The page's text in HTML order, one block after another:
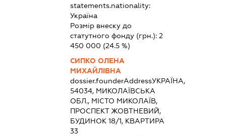
statements.nationality:
Україна
Розмір внеску до
статутного фонду (грн.): 2
450 000 (24.5 %)
СИПКО ОЛЕНА
МИХАЙЛІВНА
dossier.founderAddressУКРАЇНА,
54034, МИКОЛАЇВСЬКА
ОБЛ., МІСТО МИКОЛАЇВ,
ПРОСПЕКТ ЖОВТНЕВИЙ,
БУДИНОК 18/1, КВАРТИРА
33